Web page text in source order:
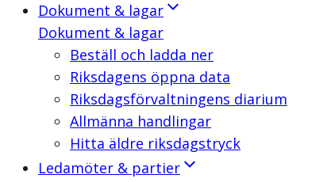
Dokument & lagar
Dokument & lagar
Beställ och ladda ner
Riksdagens öppna data
Riksdagsförvaltningens diarium
Allmänna handlingar
Hitta äldre riksdagstryck
Ledamöter & partier